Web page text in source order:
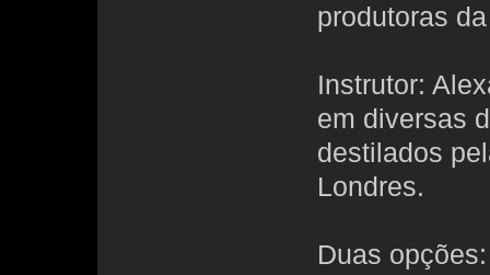
produtoras
Instrutor:
em diversas
destilados
Londres.
Duas